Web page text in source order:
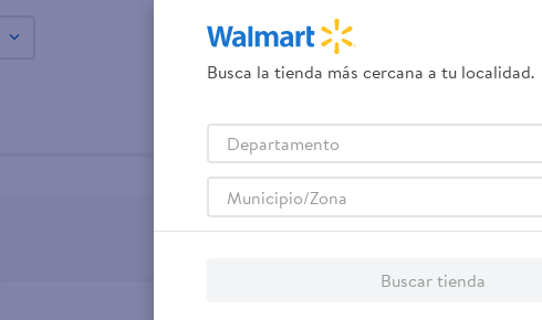
Busca la tienda más cercana a tu localidad.
Departamento
Municipio/Zona
Buscar tienda